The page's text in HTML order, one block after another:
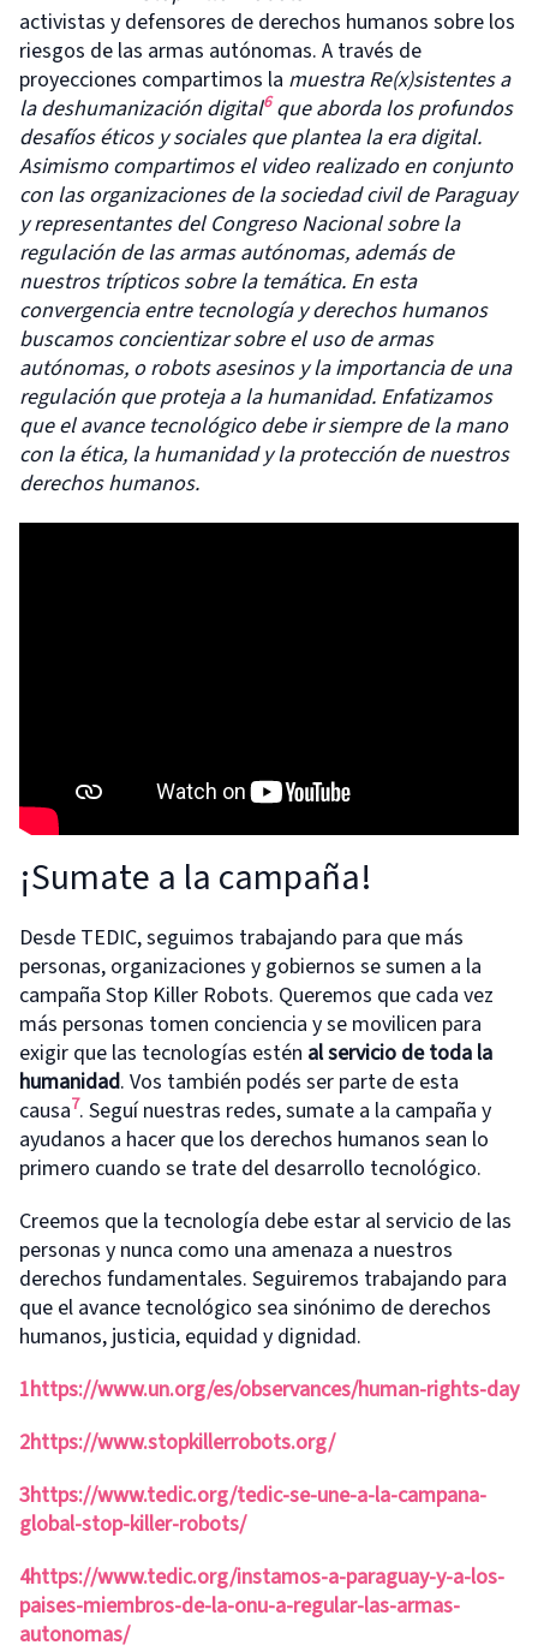
activistas y defensores de derechos humanos sobre los
riesgos de las armas autónomas. A través de
proyecciones compartimos la muestra Re(x)sistentes a
ladeshumanización digital6 queaborda los profundos
desafíos éticos y sociales que plantea la era digital.
Asimismo compartimosel video realizado en conjunto
con las organizaciones de la sociedad civil de Paraguay
y representantes del Congreso Nacionalsobre la
regulación de las armas autónomas, además de
nuestros trípticos sobre la temática. En esta
convergencia entre tecnología y derechos humanos
buscamos concientizar sobre el uso de armas
autónomas, o robots asesinos y la importancia de una
regulación que proteja a la humanidad. Enfatizamos
que el avance tecnológico debe ir siempre de la mano
con la ética, la humanidad y la protección de nuestros
derechos humanos.
¡Sumate a la campaña!
Desde TEDIC, seguimos trabajando para que más
personas, organizaciones y gobiernos se sumen a la
campaña Stop Killer Robots. Queremos que cada vez
más personas tomen conciencia y se movilicen para
exigir que las tecnologías estén al servicio de toda la
humanidad. Vos también podés ser parte de esta
causa7. Seguí nuestras redes, sumate a la campaña y
ayudanos a hacer que los derechos humanos sean lo
primero cuando se trate del desarrollo tecnológico.
Creemos que la tecnología debe estar al servicio de las
personas y nunca como una amenaza a nuestros
derechos fundamentales. Seguiremos trabajando para
que el avance tecnológico sea sinónimo de derechos
humanos, justicia, equidad y dignidad.
1https://www.un.org/es/observances/human-rights-day
2https://www.stopkillerrobots.org/
3https://www.tedic.org/tedic-se-une-a-la-campana-
global-stop-killer-robots/
4https://www.tedic.org/instamos-a-paraguay-y-a-los-
paises-miembros-de-la-onu-a-regular-las-armas-
autonomas/